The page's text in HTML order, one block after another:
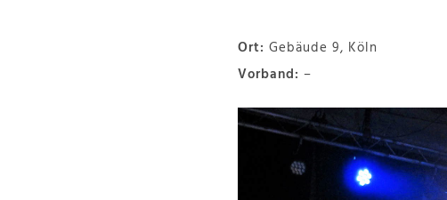
Ort: Gebäude 9, Köln
Vorband: –